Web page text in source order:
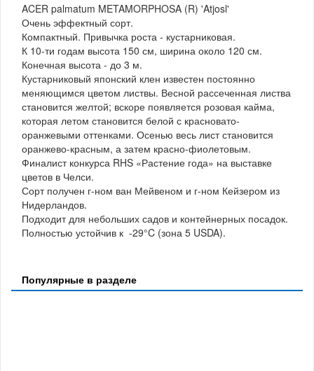
ACER palmatum METAMORPHOSA (R) 'Atjosl'
Очень эффектный сорт.
Компактный. Привычка роста - кустарниковая.
К 10-ти годам высота 150 см, ширина около 120 см.
Конечная высота - до 3 м.
Кустарниковый японский клен известен постоянно
меняющимся цветом листвы. Весной рассеченная листва
становится желтой; вскоре появляется розовая кайма,
которая летом становится белой с красновато-
оранжевыми оттенками. Осенью весь лист становится
оранжево-красным, а затем красно-фиолетовым.
Финалист конкурса RHS «Растение года» на выставке
цветов в Челси.
Сорт получен г-ном ван Мейвеном и г-ном Кейзером из
Нидерландов.
Подходит для небольших садов и контейнерных посадок.
Полностью устойчив к -29°C (зона 5 USDA).
Популярные в разделе